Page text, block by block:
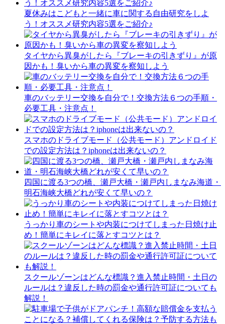
夏休みはこどもと一緒に車に関する自由研究をしよ
う！オススメ研究内容5選をご紹介♪
タイヤから異臭がしたら『ブレーキの引きずり』が原
因かも！臭いから車の異変を察知しよう
車のバッテリー交換を自分で！交換方法６つの手順・
必要工具・注意点！
スマホのドライブモード（公共モード）アンドロイド
での設定方法は？iphoneは出来ないの？
四国に渡る3つの橋、瀬戸大橋・瀬戸内しまなみ海道・
明石海峡大橋どれが安くて早いの？
うっかり車のシートや内装につけてしまった日焼け止
め！簡単にキレイに落とすコツとは？
スクールゾーンはどんな標識？進入禁止時間・土日の
ルールは？違反した時の罰金や通行許可証についても
解説！